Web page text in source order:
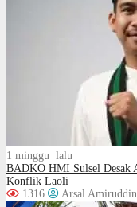
1 minggu lalu
BADKO HMI Sulsel Desak
Konflik Laoli
1316
Arsal Amiruddin